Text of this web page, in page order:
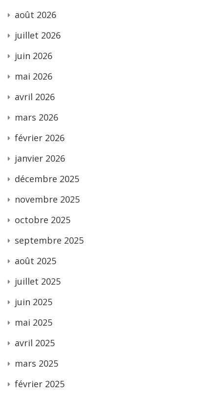
août 2026
juillet 2026
juin 2026
mai 2026
avril 2026
mars 2026
février 2026
janvier 2026
décembre 2025
novembre 2025
octobre 2025
septembre 2025
août 2025
juillet 2025
juin 2025
mai 2025
avril 2025
mars 2025
février 2025